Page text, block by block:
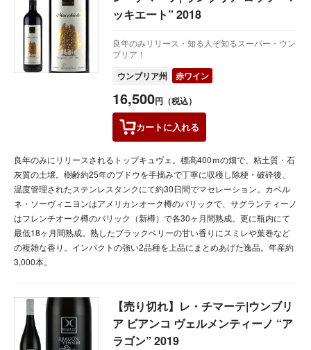
ッキエート” 2018
良年のみリリース・知る人ぞ知るスーパー・ウン
ブリア！
ウンブリア州 赤ワイン
16,500円（税込）
カートに入れる
良年のみにリリースされるトップキュヴェ。標高400ｍの畑で、粘土質・石
灰質の土壌。樹齢約25年のブドウを手摘みで丁寧に収穫し除梗・破砕後、
温度管理されたステンレスタンクにて約30日間でマセレーション。カベル
ネ・ソーヴィニヨンはアメリカンオーク樽のバリックで、サグランティーノ
はフレンチオーク樽のバリック（新樽）で各30ヶ月間熟成。更に瓶内にて
最低18ヶ月間熟成。熟したブラックベリーの甘い香りにスミレや葉巻など
の複雑な香り。インパクトの強い2品種を上品にまとめあげた逸品。年産約
3,000本。
【売り切れ】レ・チマーテ|ウンブリ
ア ビアンコ ヴェルメンティーノ “ア
ラゴン” 2019